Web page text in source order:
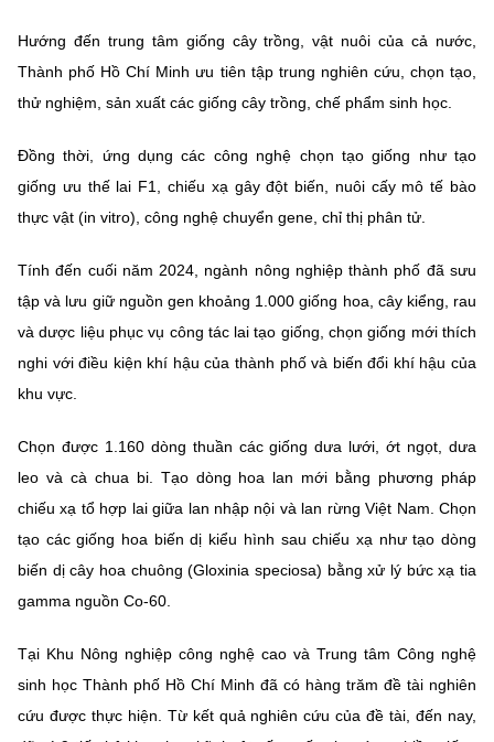
Hướng đến trung tâm giống cây trồng, vật nuôi của cả nước,
Thành phố Hồ Chí Minh ưu tiên tập trung nghiên cứu, chọn tạo,
thử nghiệm, sản xuất các giống cây trồng, chế phẩm sinh học.
Đồng thời, ứng dụng các công nghệ chọn tạo giống như tạo
giống ưu thế lai F1, chiếu xạ gây đột biến, nuôi cấy mô tế bào
thực vật (in vitro), công nghệ chuyển gene, chỉ thị phân tử.
Tính đến cuối năm 2024, ngành nông nghiệp thành phố đã sưu
tập và lưu giữ nguồn gen khoảng 1.000 giống hoa, cây kiểng, rau
và dược liệu phục vụ công tác lai tạo giống, chọn giống mới thích
nghi với điều kiện khí hậu của thành phố và biến đổi khí hậu của
khu vực.
Chọn được 1.160 dòng thuần các giống dưa lưới, ớt ngọt, dưa
leo và cà chua bi. Tạo dòng hoa lan mới bằng phương pháp
chiếu xạ tổ hợp lai giữa lan nhập nội và lan rừng Việt Nam. Chọn
tạo các giống hoa biến dị kiểu hình sau chiếu xạ như tạo dòng
biến dị cây hoa chuông (Gloxinia speciosa) bằng xử lý bức xạ tia
gamma nguồn Co-60.
Tại Khu Nông nghiệp công nghệ cao và Trung tâm Công nghệ
sinh học Thành phố Hồ Chí Minh đã có hàng trăm đề tài nghiên
cứu được thực hiện. Từ kết quả nghiên cứu của đề tài, đến nay,